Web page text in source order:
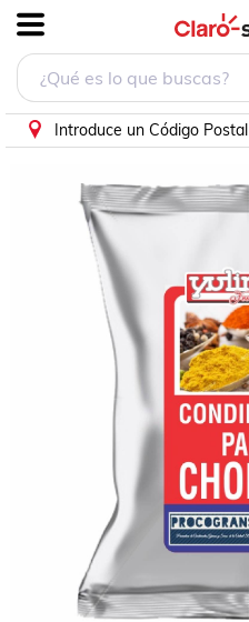
Introduce un Código Postal
Condimento P/Chorizo 1Kg